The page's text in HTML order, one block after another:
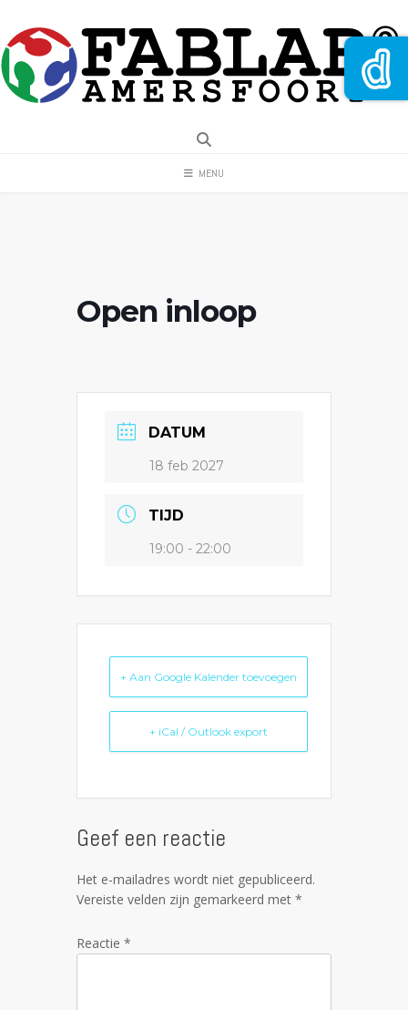
naar
inhoud
MENU
Open inloop
DATUM
18 feb 2027
TIJD
19:00 - 22:00
+ Aan Google Kalender toevoegen
+ iCal / Outlook export
Geef een reactie
Het e-mailadres wordt niet gepubliceerd.
Vereiste velden zijn gemarkeerd met *
Reactie *